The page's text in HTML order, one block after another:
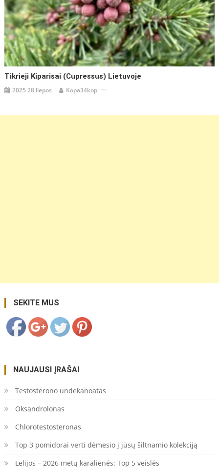
Tikrieji Kiparisai (Cupressus) Lietuvoje
2025 28 liepos Kopa34kop
SEKITE MUS
augalas/">
NAUJAUSI ĮRAŠAI
Testosterono undekanoatas
Oksandrolonas
Chlorotestosteronas
Top 3 pomidorai verti dėmesio į jūsų šiltnamio kolekciją
Lelijos – 2026 metų karalienės: Top 5 veislės